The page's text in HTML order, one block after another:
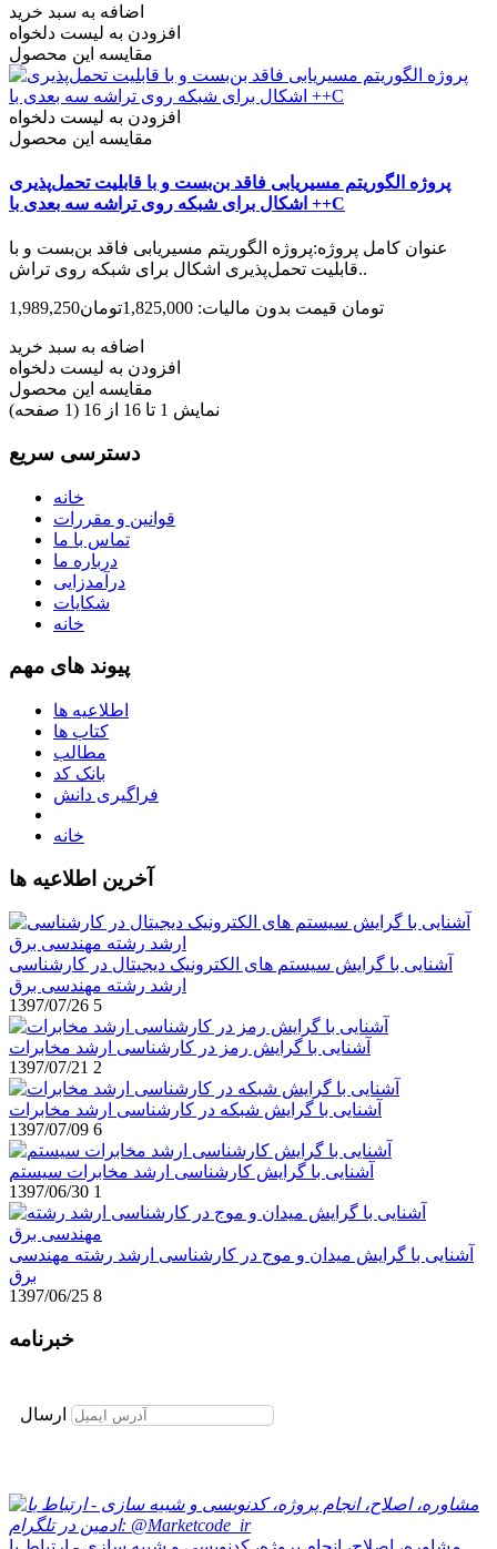
اضافه به سبد خرید
افزودن به لیست دلخواه
مقایسه این محصول
افزودن به لیست دلخواه
مقایسه این محصول
پروژه الگوریتم مسیریابی فاقد بن‌بست و با قابلیت تحمل‌پذیری
اشکال برای شبکه روی تراشه سه بعدی با ++C
عنوان کامل پروژه:پروژه الگوریتم مسیریابی فاقد بن‌بست و با
قابلیت تحمل‌پذیری اشکال برای شبکه روی تراش..
1,989,250تومان قیمت بدون مالیات: 1,825,000تومان
اضافه به سبد خرید
افزودن به لیست دلخواه
مقایسه این محصول
نمایش 1 تا 16 از 16 (1 صفحه)
دسترسی سریع
خانه
قوانین و مقررات
تماس با ما
درباره ما
درآمدزایی
شکایات
خانه
پیوند های مهم
اطلاعیه ها
کتاب ها
مطالب
بانک کد
فراگیری دانش
خانه
آخرین اطلاعیه ها
آشنایی با گرایش سیستم های الکترونیک دیجیتال در کارشناسی
ارشد رشته مهندسی برق
1397/07/26 5
آشنایی با گرایش رمز در کارشناسی ارشد مخابرات
1397/07/21 2
آشنایی با گرایش شبکه در کارشناسی ارشد مخابرات
1397/07/09 6
آشنایی با گرایش کارشناسی ارشد مخابرات سیستم
1397/06/30 1
آشنایی با گرایش میدان و موج در کارشناسی ارشد رشته مهندسی
برق
1397/06/25 8
خبرنامه
ارسال